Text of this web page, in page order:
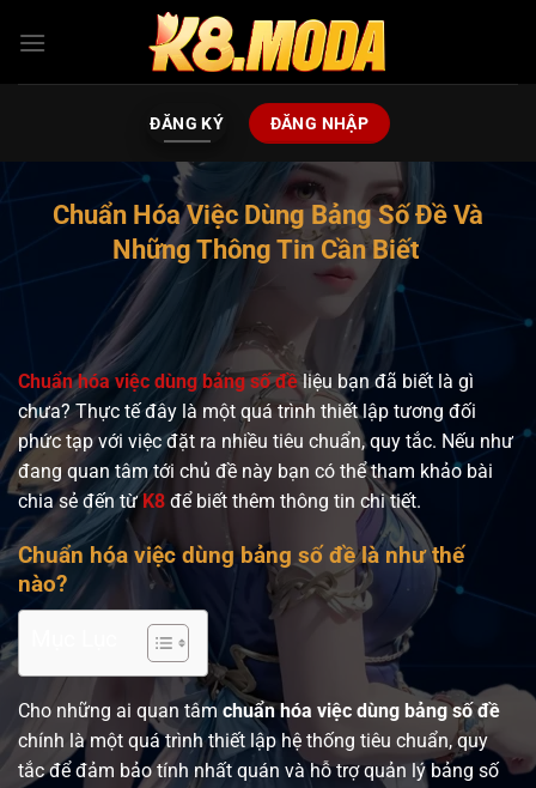
qua
ĐĂNG KÝ ĐĂNG NHẬP
Chuẩn Hóa Việc Dùng Bảng Số Đề Và
Những Thông Tin Cần Biết
Chuẩn hóa việc dùng bảng số đềliệu bạn đã biết là gì
chưa? Thực tế đây là một quá trình thiết lập tương đối
phức tạp với việc đặt ra nhiều tiêu chuẩn, quy tắc. Nếu như
đang quan tâm tới chủ đề này bạn có thể tham khảo bài
chia sẻ đến từK8 để biết thêm thông tin chi tiết.
Chuẩn hóa việc dùng bảng số đề là như thế
nào?
Cho những ai quan tâm chuẩn hóa việc dùng bảng số đề
chính là một quá trình thiết lập hệ thống tiêu chuẩn, quy
tắc để đảm bảo tính nhất quán và hỗ trợ quản lý bảng số